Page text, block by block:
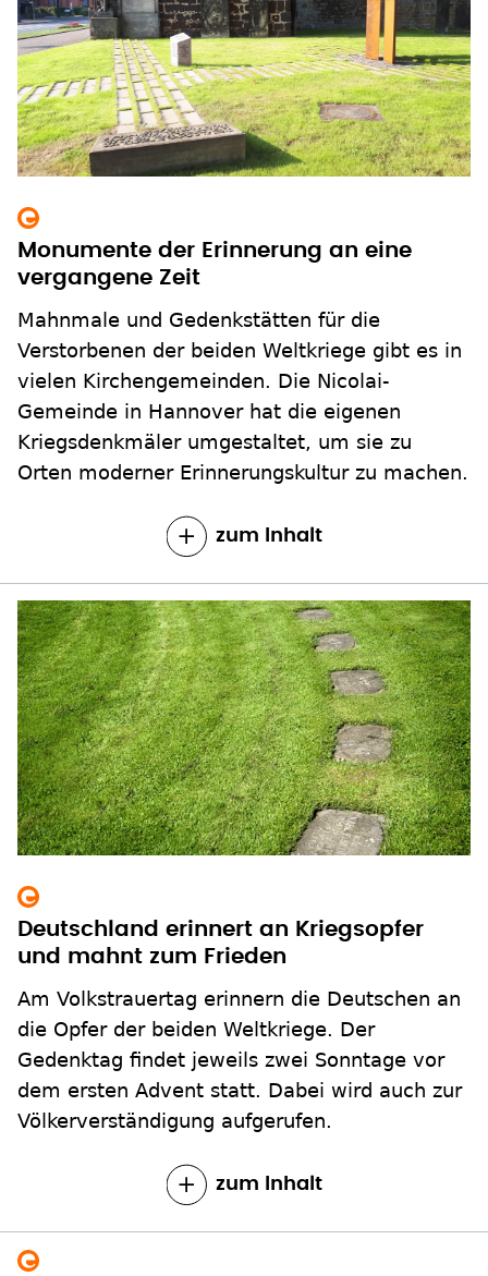
Monumente der Erinnerung an eine
vergangene Zeit
Mahnmale und Gedenkstätten für die
Verstorbenen der beiden Weltkriege gibt es in
vielen Kirchengemeinden. Die Nicolai-
Gemeinde in Hannover hat die eigenen
Kriegsdenkmäler umgestaltet, um sie zu
Orten moderner Erinnerungskultur zu machen.
Deutschland erinnert an Kriegsopfer
und mahnt zum Frieden
Am Volkstrauertag erinnern die Deutschen an
die Opfer der beiden Weltkriege. Der
Gedenktag findet jeweils zwei Sonntage vor
dem ersten Advent statt. Dabei wird auch zur
Völkerverständigung aufgerufen.
Friedensbeauftragter warnt vor